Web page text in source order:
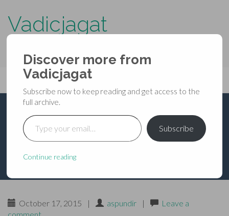
Vadicjagat
Primary
Menu
content
Vadicjagat
श्रीदुर्गा-कर्पूर-स्तवम्
October 17, 2015 | aspundir |
Leave a
Discover more from
Vadicjagat
Subscribe now to keep reading and get access to the
full archive.
Type your email…
Subscribe
Continue reading